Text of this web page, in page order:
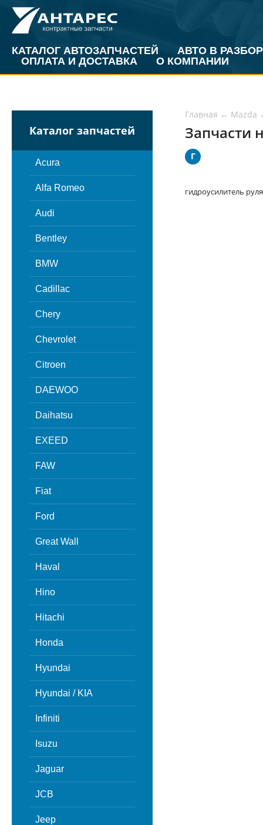
КАТАЛОГ АВТОЗАПЧАСТЕЙ
АВТО В РАЗБОР
ОПЛАТА И ДОСТАВКА
О КОМПАНИИ
Каталог запчастей
Acura
Alfa Romeo
Audi
Bentley
BMW
Cadillac
Chery
Chevrolet
Citroen
DAEWOO
Daihatsu
EXEED
FAW
Fiat
Ford
Great Wall
Haval
Hino
Hitachi
Honda
Hyundai
Hyundai / KIA
Infiniti
Isuzu
Jaguar
JCB
Jeep
Главная ← Mazda
Запчасти
Г
гидроусилитель руля